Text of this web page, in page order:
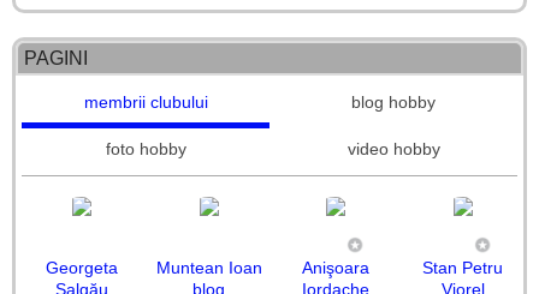
PAGINI
membrii clubului blog hobby
foto hobby video hobby
Georgeta
Șalgău
Muntean Ioan
blog
Anişoara
Iordache
Stan Petru
Viorel